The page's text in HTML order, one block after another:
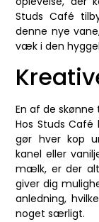
Studs Café
denne nye
væk i den
En af de
Hos Studs
gør hver kop
kanel eller
mælk, er der
giver dig
anledning,
noget særligt.